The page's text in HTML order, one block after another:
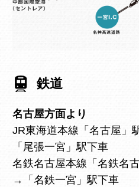
鉄道
名古屋方面より
JR東海道本線「名古屋
「尾張一宮」駅下車
名鉄名古屋本線「名鉄名
→「名鉄一宮」駅下車